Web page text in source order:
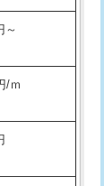
～
/ｍ